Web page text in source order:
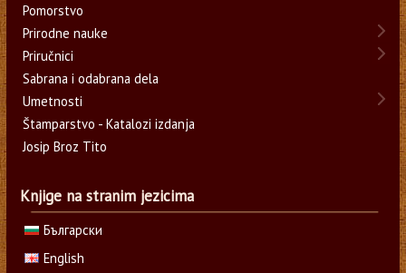
Pomorstvo
Prirodne nauke
Priručnici
Sabrana i odabrana dela
Umetnosti
Štamparstvo - Katalozi izdanja
Josip Broz Tito
Knjige na stranim jezicima
Български
English